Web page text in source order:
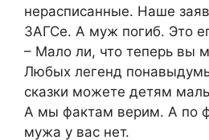
нерасписанные. Наше
ЗАГСе. А муж погиб. Это
– Мало ли, что теперь вы
Любых легенд
сказки можете детям
А мы фактам верим. А по
мужа у вас нет.